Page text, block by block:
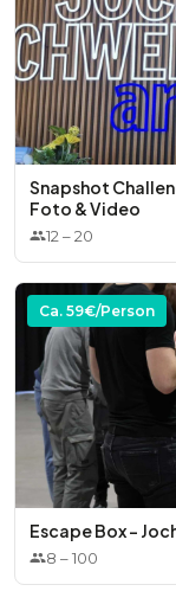
Snapshot
Foto & Video
12 –20
Ca. 59€/Person
Escape Box -
8 –100